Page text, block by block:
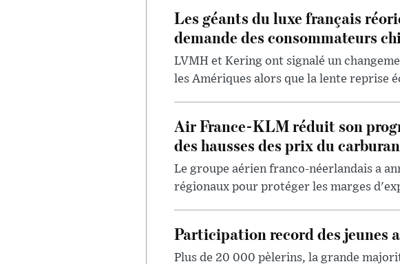
Les géants du luxe français
demande des consommateurs
LVMH et Kering ont signalé un
les Amériques alors que la lente reprise
Air France-KLM réduit son
des hausses des prix du
Le groupe aérien franco-néerlandais a
régionaux pour protéger les marges
Participation record des jeunes
Plus de 20 000 pèlerins, la grande